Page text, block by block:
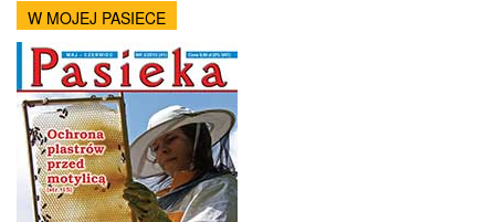
W MOJEJ PASIECE